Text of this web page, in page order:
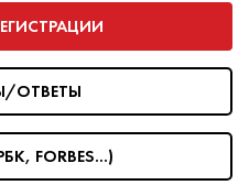
ПРОДАЖА БИЛЕТА
и билетные агенства
продаже билетов.Любая
площадка Eticket4
билета. Средства
ОТВЕТЫ
FORBES...)